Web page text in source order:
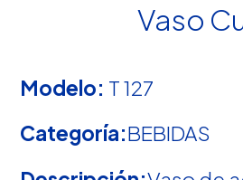
Vaso
Modelo: T 127
Categoría:BEBIDAS